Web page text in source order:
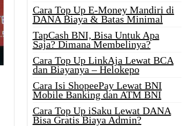
Cara Top Up E-Money Mandiri di
DANA Biaya & Batas Minimal
TapCash BNI, Bisa Untuk Apa
Saja? Dimana Membelinya?
Cara Top Up LinkAja Lewat BCA
dan Biayanya – Helokepo
Cara Isi ShopeePay Lewat BNI
Mobile Banking dan ATM BNI
Cara Top Up iSaku Lewat DANA
Bisa Gratis Biaya Admin?